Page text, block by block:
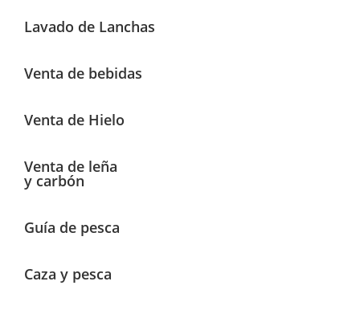
Lavado de Lanchas
Venta de bebidas
Venta de Hielo
Venta de leña
y carbón
Guía de pesca
Caza y pesca